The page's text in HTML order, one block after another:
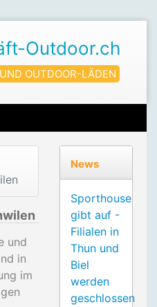
Outdoor.ch
OUTDOOR-LÄDEN
und
in
im
News
Sporthouse
gibt auf -
Filialen in
Thun und
Biel
werden
geschlossen